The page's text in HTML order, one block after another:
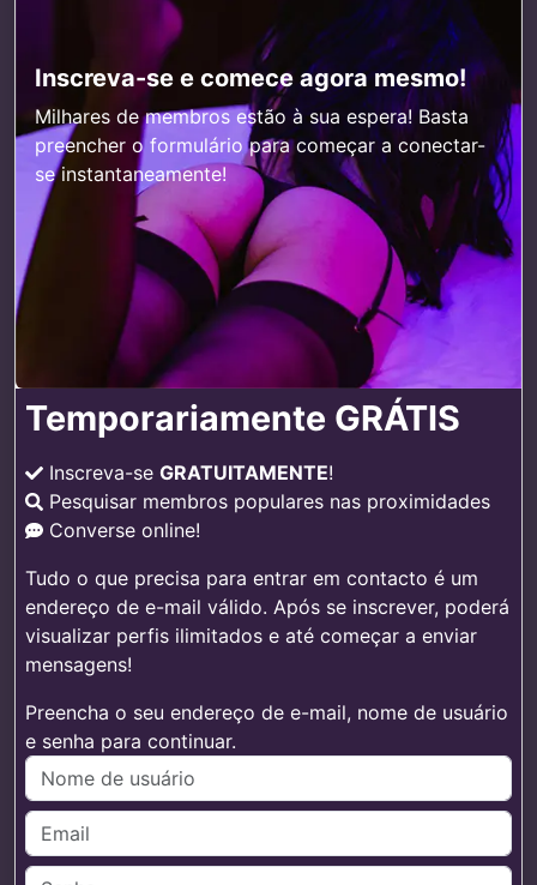
Inscreva-se e comece agora mesmo!
Milhares de membros estão à sua espera! Basta
preencher o formulário para começar a conectar-
se instantaneamente!
Temporariamente GRÁTIS
Inscreva-se GRATUITAMENTE!
Pesquisar membros populares nas proximidades
Converse online!
Tudo o que precisa para entrar em contacto é um
endereço de e-mail válido. Após se inscrever, poderá
visualizar perfis ilimitados e até começar a enviar
mensagens!
Preencha o seu endereço de e-mail, nome de usuário
e senha para continuar.